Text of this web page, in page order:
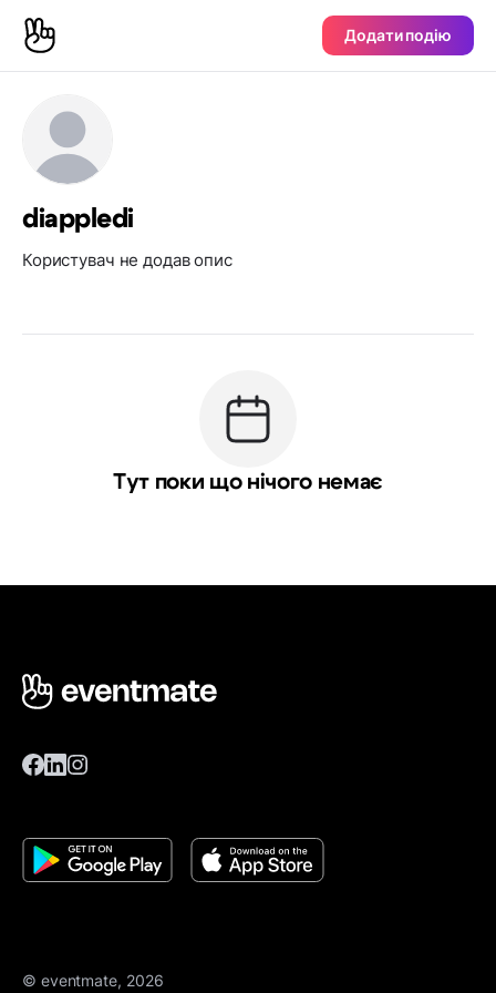
Додати подію
diappledi
Користувач не додав опис
Тут поки що нічого немає
© eventmate, 2026